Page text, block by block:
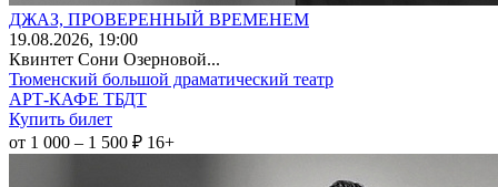
ДЖАЗ, ПРОВЕРЕННЫЙ ВРЕМЕНЕМ
19.08.2026, 19:00
Квинтет Сони Озерновой...
Тюменский большой драматический театр
АРТ-КАФЕ ТБДТ
Купить билет
от 1 000 – 1 500 ₽ 16+